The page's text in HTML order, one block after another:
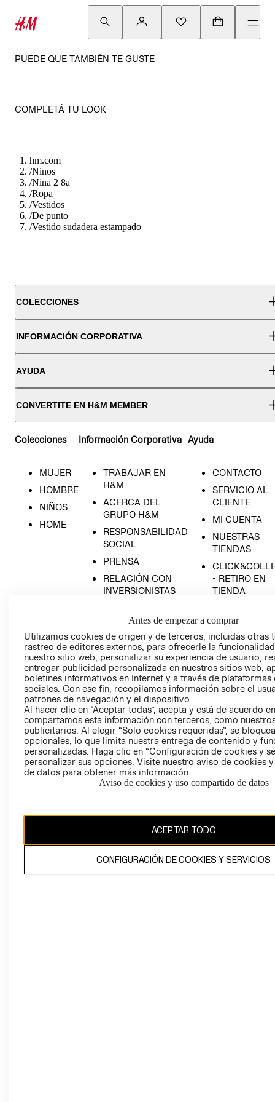
PUEDE QUE TAMBIÉN TE GUSTE
COMPLETÁ TU LOOK
hm.com
/Ninos
/Nina 2 8a
/Ropa
/Vestidos
/De punto
/Vestido sudadera estampado
COLECCIONES
INFORMACIÓN CORPORATIVA
AYUDA
CONVERTITE EN H&M MEMBER
Colecciones
MUJER
HOMBRE
NIÑOS
HOME
Información Corporativa
TRABAJAR EN
H&M
ACERCA DEL
GRUPO H&M
RESPONSABILIDAD
SOCIAL
PRENSA
RELACIÓN CON
INVERSIONISTAS
EMPRESARIAL
Ayuda
CONTACTO
SERVICIO AL
CLIENTE
MI CUENTA
NUESTRAS
TIENDAS
- RETIRO EN
TIENDA
CONDICIONES
AVISO DE
PRIVACIDAD
GIFT CARD
AVISO DE
El contenido de esta página web está protegido por copyright y es
Antes de empezar a comprar
Utilizamos cookies de origen y de terceros, incluidas otras
rastreo de editores externos, para ofrecerle la
nuestro sitio web, personalizar su experiencia de usuario,
entregar publicidad personalizada en nuestros sitios web,
boletines informativos en Internet y a través de plataformas
sociales. Con ese fin, recopilamos información sobre el
patrones de navegación y el dispositivo.
Al hacer clic en “Aceptar todas”, acepta y está de acuerdo
compartamos esta información con terceros, como
publicitarios. Al elegir “Solo cookies requeridas”, se
opcionales, lo que limita nuestra entrega de contenido y
personalizadas. Haga clic en “Configuración de cookies y
personalizar sus opciones. Visite nuestro aviso de cookies
de datos para obtener más información.
Aviso de cookies y uso compartido de datos
ACEPTAR TODO
CONFIGURACIÓN DE COOKIES Y SERVICIOS